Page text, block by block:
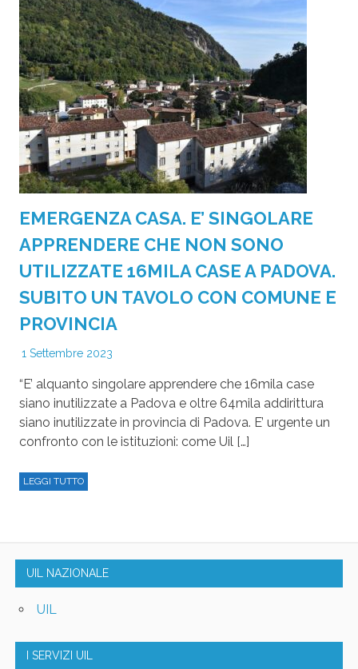
EMERGENZA CASA. E’ SINGOLARE
APPRENDERE CHE NON SONO
UTILIZZATE 16MILA CASE A PADOVA.
SUBITO UN TAVOLO CON COMUNE E
PROVINCIA
1 Settembre 2023
“E’ alquanto singolare apprendere che 16mila case
siano inutilizzate a Padova e oltre 64mila addirittura
siano inutilizzate in provincia di Padova. E’ urgente un
confronto con le istituzioni: come Uil […]
LEGGI TUTTO
UIL NAZIONALE
UIL
I SERVIZI UIL